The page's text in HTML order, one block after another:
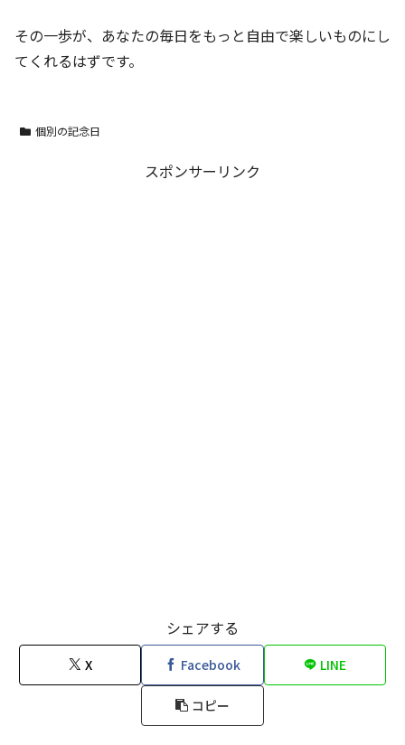
その一歩が、あなたの毎日をもっと自由で楽しいものにし
てくれるはずです。
個別の記念日
スポンサーリンク
シェアする
X Facebook LINE
コピー